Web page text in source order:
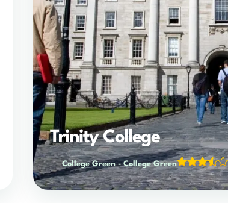
Trinity College
College Green-College Green